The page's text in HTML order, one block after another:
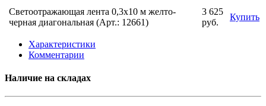
Светоотражающая лента 0,3х10 м желто-
черная диагональная (Арт.: 12661)
3 625
руб.
Купить
Характеристики
Комментарии
Наличие на складах